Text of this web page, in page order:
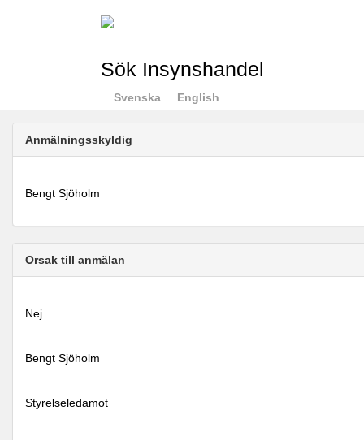
Sök Insynshandel
Svenska English
Anmälningsskyldig
Bengt Sjöholm
Orsak till anmälan
Nej
Bengt Sjöholm
Styrelseledamot